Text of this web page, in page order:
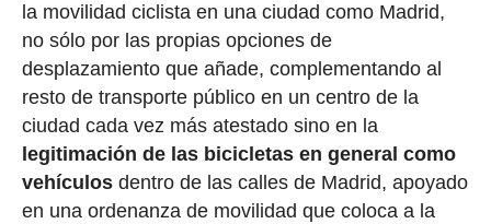
la movilidad ciclista en una ciudad como Madrid,
no sólo por las propias opciones de
desplazamiento que añade, complementando al
resto de transporte público en un centro de la
ciudad cada vez más atestado sino en la
legitimación de las bicicletas en general como
vehículosdentro de las calles de Madrid, apoyado
en una ordenanza de movilidad que coloca a la